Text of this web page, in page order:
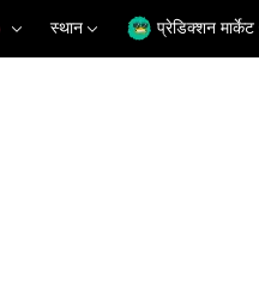
स्थान प्रेडिक्शन मार्केट